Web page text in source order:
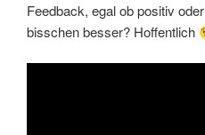
Feedback, egal ob positiv
bisschen besser? Hoffentlich